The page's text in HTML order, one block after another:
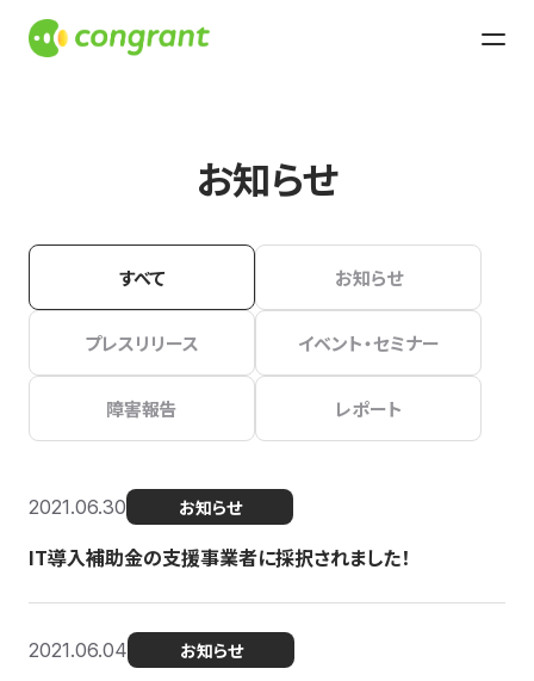
お知らせ
すべて お知らせ
プレスリリース イベント・セミナー
障害報告 レポート
2021.06.30 お知らせ
IT導入補助金の支援事業者に採択されました！
2021.06.04 お知らせ